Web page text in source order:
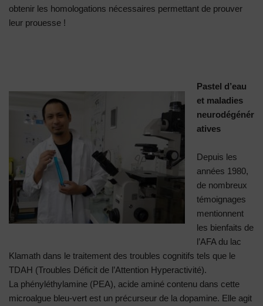
obtenir les homologations nécessaires permettant de prouver
leur prouesse !
Pastel d’eau
et maladies
neurodégénér
atives
Depuis les
années 1980,
de nombreux
témoignages
mentionnent
les bienfaits de
l’AFA du lac
Klamath dans le traitement des troubles cognitifs tels que le
TDAH (Troubles Déficit de l’Attention Hyperactivité).
La phényléthylamine (PEA), acide aminé contenu dans cette
microalgue bleu-vert est un précurseur de la dopamine. Elle agit